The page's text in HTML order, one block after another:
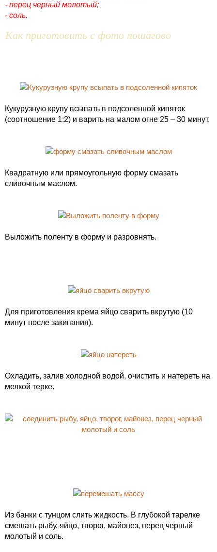
- перец черный молотый;
- соль.
Как приготовить с фото пошагово
Кукурузную крупу всыпать в подсоленной кипяток
(соотношение 1:2) и варить на малом огне 25 – 30 минут.
Квадратную или прямоугольную форму смазать
сливочным маслом.
Выложить поленту в форму и разровнять.
Для приготовления крема яйцо сварить вкрутую (10
минут после закипания).
Охладить, залив холодной водой, очистить и натереть на
мелкой терке.
Из банки с тунцом слить жидкость. В глубокой тарелке
смешать рыбу, яйцо, творог, майонез, перец черный
молотый и соль.